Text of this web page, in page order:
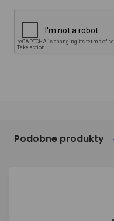
Podobne produkty